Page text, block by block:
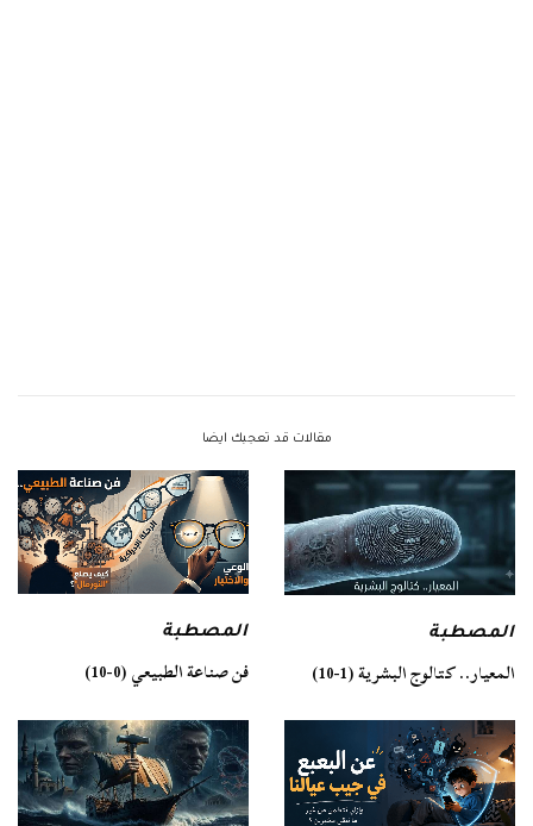
مقالات قد تعجبك ايضا
المصطبة
المعيار.. كتالوج البشرية (1-10)
المصطبة
فن صناعة الطبيعي (0-10)